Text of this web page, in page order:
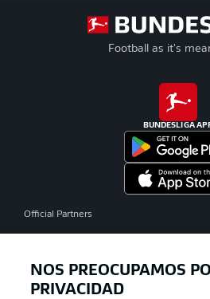
Football as it's
BUNDESLIGA
Official Partners
NOS PREOCUPAMOS
PRIVACIDAD